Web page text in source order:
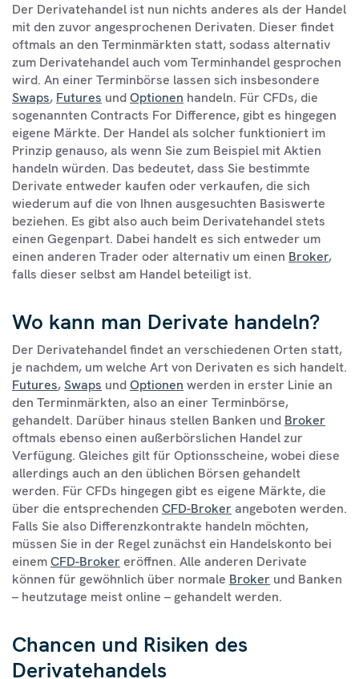
Der Derivatehandel ist nun nichts anderes als der Handel
mit den zuvor angesprochenen Derivaten. Dieser findet
oftmals an den Terminmärkten statt, sodass alternativ
zum Derivatehandel auch vom Terminhandel gesprochen
wird. An einer Terminbörse lassen sich insbesondere
Swaps, Futures undOptionen handeln. Für CFDs, die
sogenannten Contracts For Difference, gibt es hingegen
eigene Märkte. Der Handel als solcher funktioniert im
Prinzip genauso, als wenn Sie zum Beispiel mit Aktien
handeln würden. Das bedeutet, dass Sie bestimmte
Derivate entweder kaufen oder verkaufen, die sich
wiederum auf die von Ihnen ausgesuchten Basiswerte
beziehen. Es gibt also auch beim Derivatehandel stets
einen Gegenpart. Dabei handelt es sich entweder um
einen anderen Trader oder alternativ um einen Broker,
falls dieser selbst am Handel beteiligt ist.
Wo kann man Derivate handeln?
Der Derivatehandel findet an verschiedenen Orten statt,
je nachdem, um welche Art von Derivaten es sich handelt.
Futures,Swaps undOptionen werden in erster Linie an
den Terminmärkten, also an einer Terminbörse,
gehandelt. Darüber hinaus stellen Banken und Broker
oftmals ebenso einen außerbörslichen Handel zur
Verfügung. Gleiches gilt für Optionsscheine, wobei diese
allerdings auch an den üblichen Börsen gehandelt
werden. Für CFDs hingegen gibt es eigene Märkte, die
über die entsprechenden CFD-Broker angeboten werden.
Falls Sie also Differenzkontrakte handeln möchten,
müssen Sie in der Regel zunächst ein Handelskonto bei
einemCFD-Broker eröffnen. Alle anderen Derivate
können für gewöhnlich über normale Broker und Banken
– heutzutage meist online – gehandelt werden.
Chancen und Risiken des
Derivatehandels